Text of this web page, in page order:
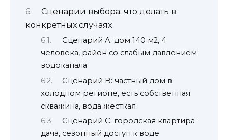
Сценарии выбора: что делать в
конкретных случаях
Сценарий A: дом 140 м2, 4
человека, район со слабым давлением
водоканала
Сценарий B: частный дом в
холодном регионе, есть собственная
скважина, вода жесткая
Сценарий C: городская квартира-
дача, сезонный доступ к воде